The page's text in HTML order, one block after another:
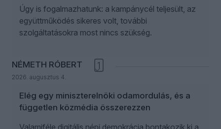
Úgy is fogalmazhatunk: a kampánycél teljesült, az
együttműködés sikeres volt, további
szolgáltatásokra most nincs szükség.
NÉMETH RÓBERT
2026. augusztus 4.
1
Elég egy miniszterelnöki odamordulás, és a
független közmédia összerezzen
Valamiféle digitális népi demokrácia bontakozik ki a